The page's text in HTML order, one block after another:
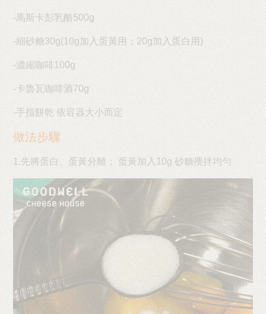
-馬斯卡彭乳酪500g
-細砂糖30g(10g加入蛋黃用；20g加入蛋白用)
-濃縮咖啡100g
-卡魯瓦咖啡酒70g
-手指餅乾 依容器大小而定
做法步驟
1.先將蛋白、蛋黃分離； 蛋黃加入10g 砂糖攪拌均勻